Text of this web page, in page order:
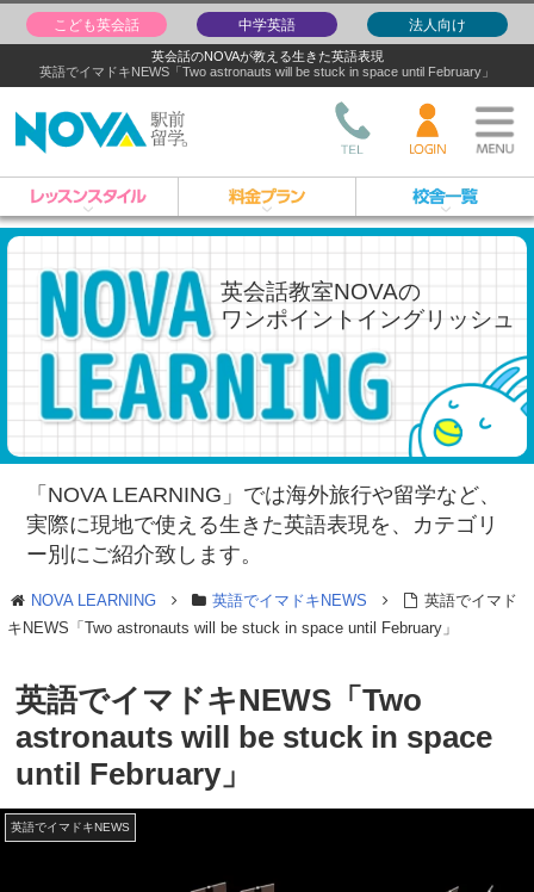
英会話のNOVAが教える生きた英語表現
英語でイマドキNEWS「Two astronauts will be stuck in space until February」
こども英会話 中学英語 法人向け
英会話教室NOVAの
ワンポイントイングリッシュ
「NOVA LEARNING」では海外旅行や留学など、
実際に現地で使える生きた英語表現を、 カテゴリ
ー別にご紹介致します。
NOVA LEARNING 英語でイマドキNEWS
英語でイマド
キNEWS「Two astronauts will be stuck in space until February」
英語でイマドキNEWS「Two
astronauts will be stuck in space
until February」
英語でイマドキNEWS